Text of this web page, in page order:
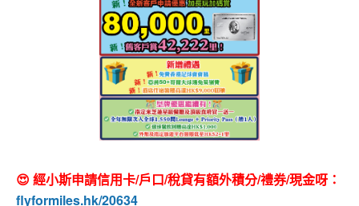
😍 經小斯申請信用卡/戶口/稅貸有額外積分/禮券/現金呀：
flyformiles.hk/20634